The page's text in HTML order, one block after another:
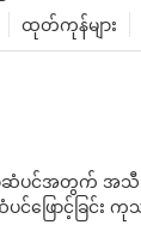
ထုတ်ကုန်များ